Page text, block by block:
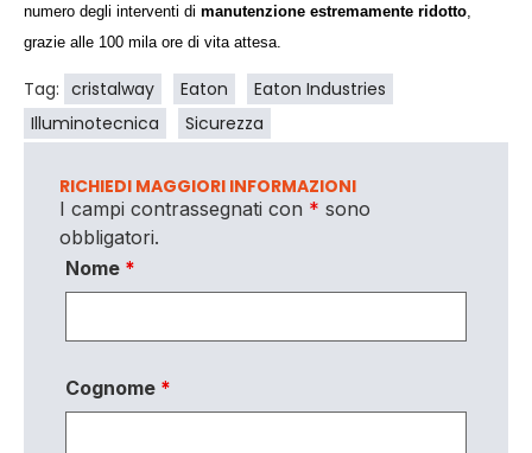
numero degli interventi di manutenzione estremamente ridotto
grazie alle 100 mila ore di vita attesa.
Tag: cristalway Eaton
Eaton Industries
Illuminotecnica
Sicurezza
RICHIEDI MAGGIORI INFORMAZIONI
I campi contrassegnati con * sono
obbligatori.
Nome *
Cognome *